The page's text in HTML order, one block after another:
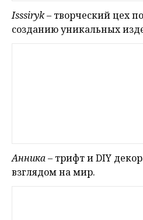
Isssiryk– творческий цех
созданию уникальных
Анника– трифт и DIY
взглядом на мир.